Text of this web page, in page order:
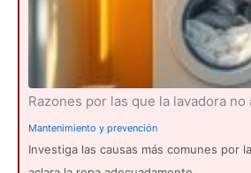
Razones por las que la lavadora
Mantenimiento y prevención
Investiga las causas más comunes por